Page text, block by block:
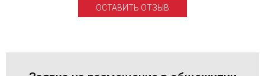
ОСТАВИТЬ ОТЗЫВ